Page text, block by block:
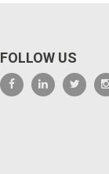
FOLLOW US